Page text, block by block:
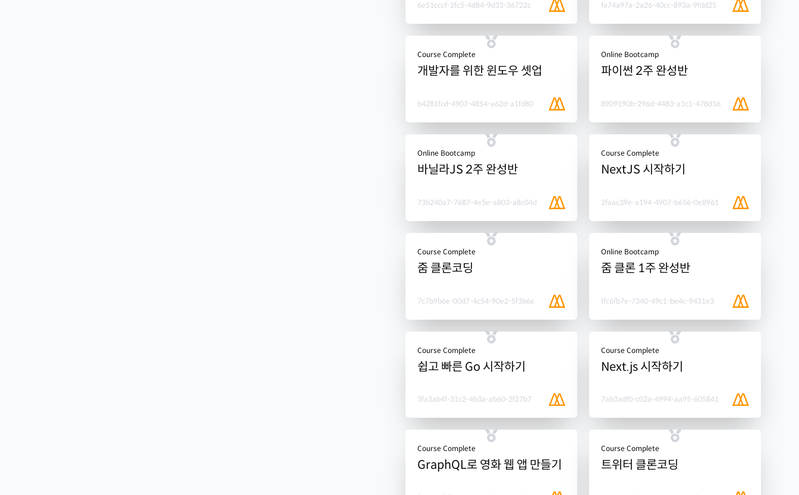
6e51cccf-2fc5-4d84-9d33-36722c fe74a97a-2a26-40cc-893a-9fdd25
Course Complete
개발자를 위한 윈도우 셋업
b4281fcd-4907-4854-a62d-a1fd80
Online Bootcamp
파이썬 2주 완성반
8909190b-296d-4483-a1c1-478d36
Online Bootcamp
바닐라JS 2주 완성반
73b240a7-7687-4e5e-a803-a8c04d
Course Complete
NextJS 시작하기
2faac39e-a194-4907-b656-0e8961
Course Complete
줌 클론코딩
7c7b9b6e-00d7-4c54-90e2-5f3b6e
Online Bootcamp
줌 클론 1주 완성반
ffc6fb7e-7340-49c1-be4c-9431e3
Course Complete
쉽고 빠른 Go 시작하기
3fa3ab4f-31c2-4b3a-ab60-2f27b7
Course Complete
Next.js 시작하기
7ab3adf0-c02a-4994-aa95-605841
Course Complete
GraphQL로 영화 웹 앱 만들기
Course Complete
트위터 클론코딩